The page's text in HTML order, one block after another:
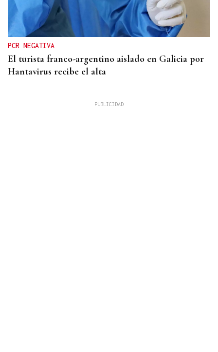
PCR NEGATIVA
El turista franco-argentino aislado en Galicia por
Hantavirus recibe el alta